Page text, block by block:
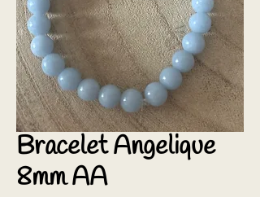
Bracelet Angelique
8mm AA